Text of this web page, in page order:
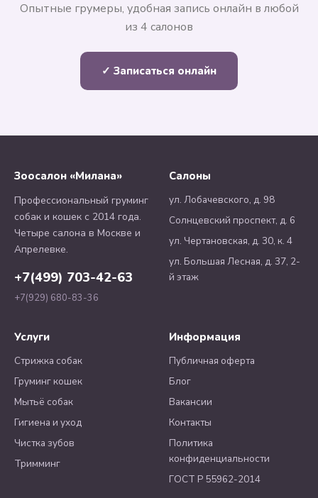
Опытные грумеры, удобная запись онлайн в любой
из 4 салонов
✓ Записаться онлайн
Зоосалон «Милана»
Профессиональный груминг
собак и кошек с 2014 года.
Четыре салона в Москве и
Апрелевке.
+7(499) 703-42-63
+7(929) 680-83-36
Салоны
ул. Лобачевского, д. 98
Солнцевский проспект, д. 6
ул. Чертановская, д. 30, к. 4
ул. Большая Лесная, д. 37, 2-
й этаж
Услуги
Стрижка собак
Груминг кошек
Мытьё собак
Гигиена и уход
Чистка зубов
Тримминг
Информация
Публичная оферта
Блог
Вакансии
Контакты
Политика
конфиденциальности
ГОСТ Р 55962-2014